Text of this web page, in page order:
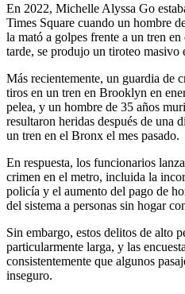
En 2022, Michelle Alyssa Go
Times Square cuando un hombre
la mató a golpes frente a un tren
tarde, se produjo un tiroteo
Más recientemente, un guardia de
tiros en un tren en Brooklyn en
pelea, y un hombre de 35 años
resultaron heridas después de una
un tren en el Bronx el mes pasado.
En respuesta, los funcionarios
crimen en el metro, incluida la
policía y el aumento del pago de
del sistema a personas sin hogar
Sin embargo, estos delitos de alto
particularmente larga, y las
consistentemente que algunos
inseguro.